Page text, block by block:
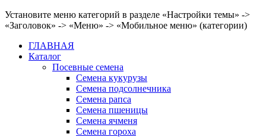
Установите меню категорий в разделе «Настройки темы» ->
«Заголовок» -> «Меню» -> «Мобильное меню» (категории)
ГЛАВНАЯ
Каталог
Посевные семена
Семена кукурузы
Семена подсолнечника
Семена рапса
Семена пшеницы
Семена ячменя
Семена гороха